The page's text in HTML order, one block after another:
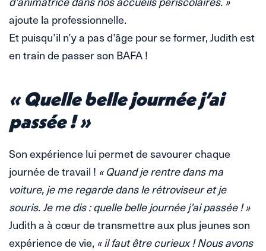
ajoute la professionnelle.
Et puisqu’il n’y a pas d’âge pour se former, Judith est
en train de passer son BAFA !
« Quelle belle journée j’ai
passée ! »
Son expérience lui permet de savourer chaque
journée de travail ! « Quand je rentre dans ma
voiture, je me regarde dans le rétroviseur et je
souris. Je me dis : quelle belle journée j’ai passée ! »
Judith a à cœur de transmettre aux plus jeunes son
expérience de vie, « il faut être curieux ! Nous avons